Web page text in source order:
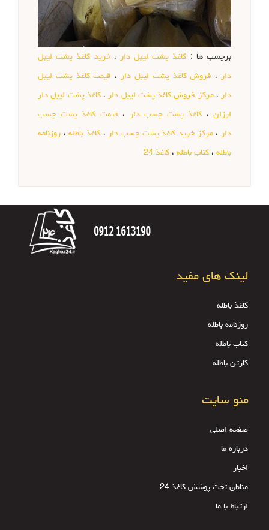
برچسب ها : کاغذ پشت لیبل دار ،خرید کاغذ پشت لیبل
دار
، فروش کاغذ پشت لیبل دار ، قیمت کاغذ پشت لیبل
دار ،مرکز فروش کاغذ پشت لیبل دار ،کاغذ پشت لیبل دار
ارزان ، کاغذ پشت چسب دار ، قیمت کاغذ پشت چسب
دار
،مرکز خرید کاغذ پشت چسب دار ، کاغذ باطله، روزنامه
باطله ، کتاب باطله ، کاغذ 24
لینک های مفید
کاغذ باطله
روزنامه باطله
کتاب باطله
کارتن باطله
منو سایت
صفحه اصلی
درباره ما
اخبار
مناطق تحت پوشش کاغذ 24
ارتباط با ما